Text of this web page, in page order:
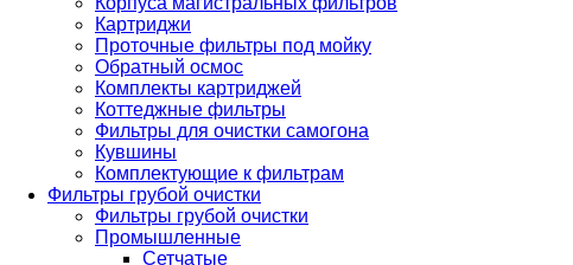
Картриджи
Проточные фильтры под мойку
Обратный осмос
Комплекты картриджей
Коттеджные фильтры
Фильтры для очистки самогона
Кувшины
Комплектующие к фильтрам
Фильтры грубой очистки
Фильтры грубой очистки
Промышленные
Сетчатые